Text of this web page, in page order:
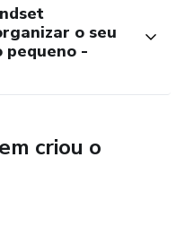
o seu
pequeno -
criou o